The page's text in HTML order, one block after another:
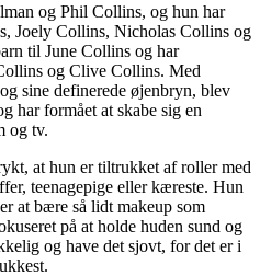
og Phil Collins, og hun har
Joely Collins, Nicholas Collins og
til June Collins og har
og Clive Collins. Med
sine definerede øjenbryn, blev
har formået at skabe sig en
og tv.
at hun er tiltrukket af roller med
teenagepige eller kæreste. Hun
at bære så lidt makeup som
på at holde huden sund og
og have det sjovt, for det er i